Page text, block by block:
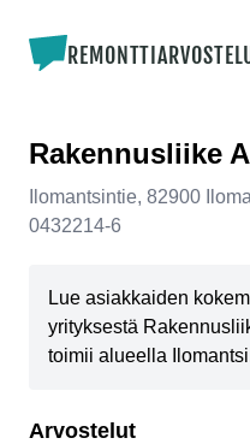
Rakennusliike
Ilomantsintie, 82900
0432214-6
Lue asiakkaiden
yrityksestä
toimii alueella
Arvostelut